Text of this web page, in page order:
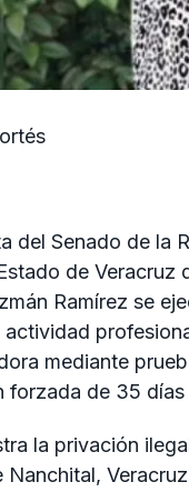
del Senado de la
de
Ramírez se
actividad
mediante
forzada de 35
la privación
Nanchital,